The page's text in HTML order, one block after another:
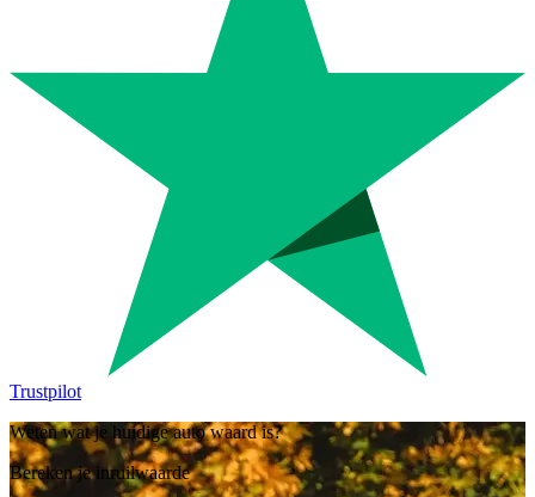
Trustpilot
Weten wat je huidige auto waard is?
Bereken je inruilwaarde